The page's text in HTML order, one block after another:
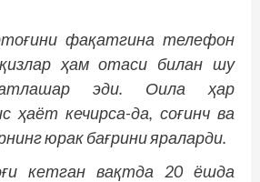
фақатгина телефон
ҳам отаси билан шу
эди. Оила ҳар
ҳаёт кечирса-да, соғинч ва
юрак бағрини яраларди.
кетган вақтда 20 ёшда